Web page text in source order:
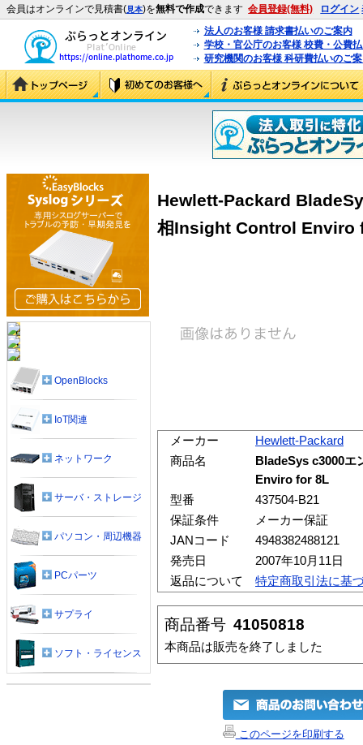
会員はオンラインで見積書(見本)を無料で作成できます 会員登録(無料) ログイン
法人のお客様 請求書払いのご案内
学校・官公庁のお客様 校費・公費
研究機関のお客様 科研費払いのご
Hewlett-Packard
相Insight Control Enviro
メーカー
Hewlett-Packard
商品名
BladeSys c3000
Enviro for 8L
型番
437504-B21
保証条件
メーカー保証
JANコード
4948382488121
発売日
2007年10月11日
返品について
特定商取引法に基
商品番号 41050818
本商品は販売を終了しました
このページを印刷する
OpenBlocks
IoT関連
ネットワーク
サーバ・ストレージ
パソコン・周辺機器
PCパーツ
サプライ
ソフト・ライセンス